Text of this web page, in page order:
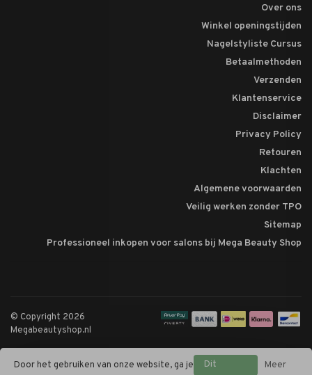
Over ons
Winkel openingstijden
Nagelstyliste Cursus
Betaalmethoden
Verzenden
Klantenservice
Disclaimer
Privacy Policy
Retouren
Klachten
Algemene voorwaarden
Veilig werken zonder TPO
Sitemap
Professioneel inkopen voor salons bij Mega Beauty Shop
© Copyright 2026
Megabeautyshop.nl
Door het gebruiken van onze website, ga je Dit Meer